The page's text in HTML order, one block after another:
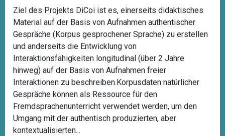
Ziel des Projekts DiCoi ist es, einerseits didaktisches
Material auf der Basis von Aufnahmen authentischer
Gespräche (Korpus gesprochener Sprache) zu erstellen
und anderseits die Entwicklung von
Interaktionsfähigkeiten longitudinal (über 2 Jahre
hinweg) auf der Basis von Aufnahmen freier
Interaktionen zu beschreiben.Korpusdaten natürlicher
Gespräche können als Ressource für den
Fremdsprachenunterricht verwendet werden, um den
Umgang mit der authentisch produzierten, aber
kontextualisierten...